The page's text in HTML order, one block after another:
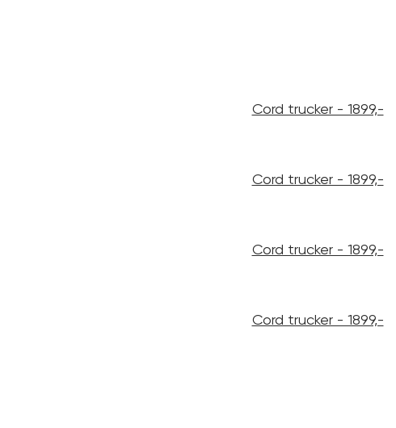
Cord trucker - 1899,-
Cord trucker - 1899,-
Cord trucker - 1899,-
Cord trucker - 1899,-